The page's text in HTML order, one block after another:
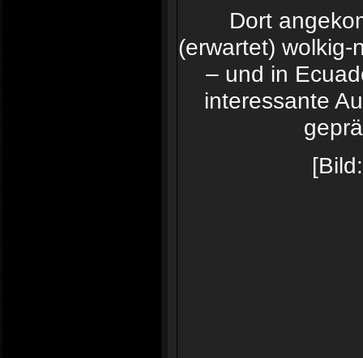
Dort
(erwartet) wolkig-
– und in
interessante